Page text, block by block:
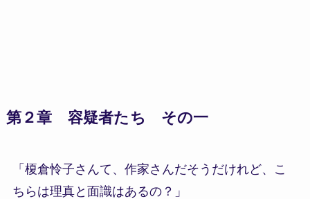
第２章 容疑者たち その一
「榎倉怜子さんて、作家さんだそうだけれど、こ
ちらは理真と面識はあるの？」